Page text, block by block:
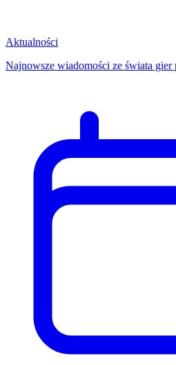
Aktualności
Najnowsze wiadomości ze świata gier